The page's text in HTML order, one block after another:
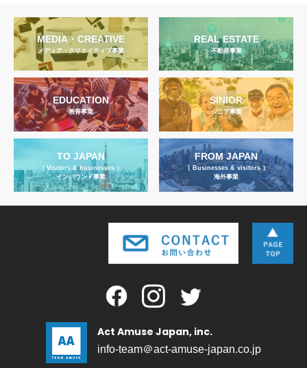
MEDIA・CREATIVE
メディア・クリエイティブ事業
REAL ESTATE
不動産事業
EDUCATION
教育事業
SINIOR
シニア事業
TO JAPAN
（ Visitors & businesses ）
インバウンド事業
FROM JAPAN
（ Businesses & visitors ）
海外事業
Act Amuse Japan, inc.
info-team＠act-amuse-japan.co.jp